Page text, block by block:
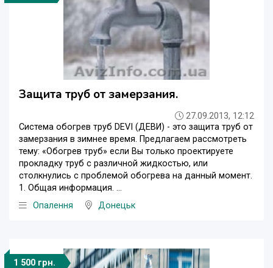
Защита труб от замерзания.
27.09.2013, 12:12
Система обогрев труб DEVI (ДЕВИ) - это защита труб от
замерзания в зимнее время. Предлагаем рассмотреть
тему: «Обогрев труб» если Вы только проектируете
прокладку труб с различной жидкостью, или
столкнулись с проблемой обогрева на данный момент.
1. Общая информация. ...
Опалення
Донецьк
1 500 грн.